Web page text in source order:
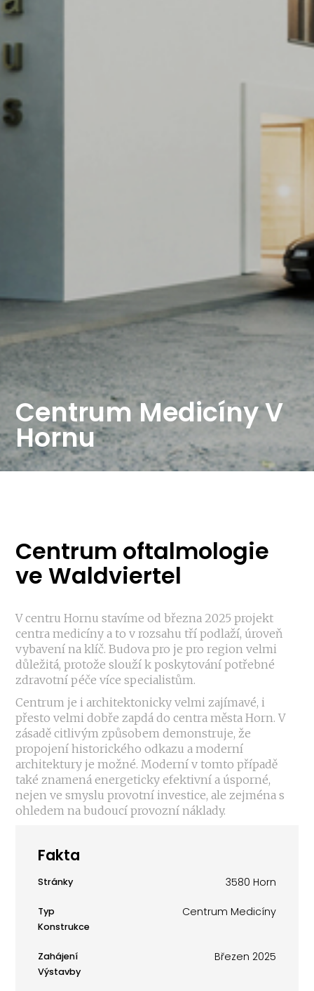
Centrum Medicíny V
Hornu
Centrum oftalmologie
ve Waldviertel
V centru Hornu stavíme od března 2025 projekt
centra medicíny a to v rozsahu tří podlaží, úroveň
vybavení na klíč. Budova pro je pro region velmi
důležitá, protože slouží k poskytování potřebné
zdravotní péče více specialistům.
Centrum je i architektonicky velmi zajímavé, i
přesto velmi dobře zapdá do centra města Horn. V
zásadě citlivým způsobem demonstruje, že
propojení historického odkazu a moderní
architektury je možné. Moderní v tomto případě
také znamená energeticky efektivní a úsporné,
nejen ve smyslu provotní investice, ale zejména s
ohledem na budoucí provozní náklady.
Fakta
Stránky 3580 Horn
Typ
Konstrukce
Centrum Medicíny
Zahájení
Výstavby
Březen 2025